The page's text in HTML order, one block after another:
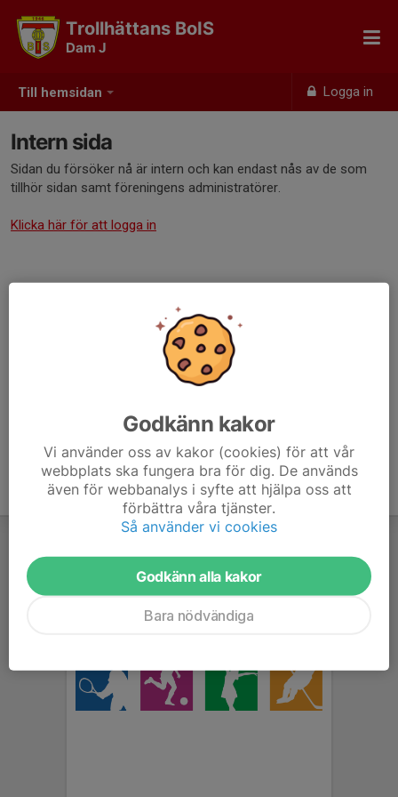
Till hemsidan Logga in
Trollhättans BoIS
Dam J
Intern sida
Sidan du försöker nå är intern och kan endast nås av de som
tillhör sidan samt föreningens administratörer.
Klicka här för att logga in
Godkänn kakor
Vi använder oss av kakor (cookies) för att vår
webbplats ska fungera bra för dig. De används
även för webbanalys i syfte att hjälpa oss att
förbättra våra tjänster.
Så använder vi cookies
Godkänn alla kakor
Bara nödvändiga